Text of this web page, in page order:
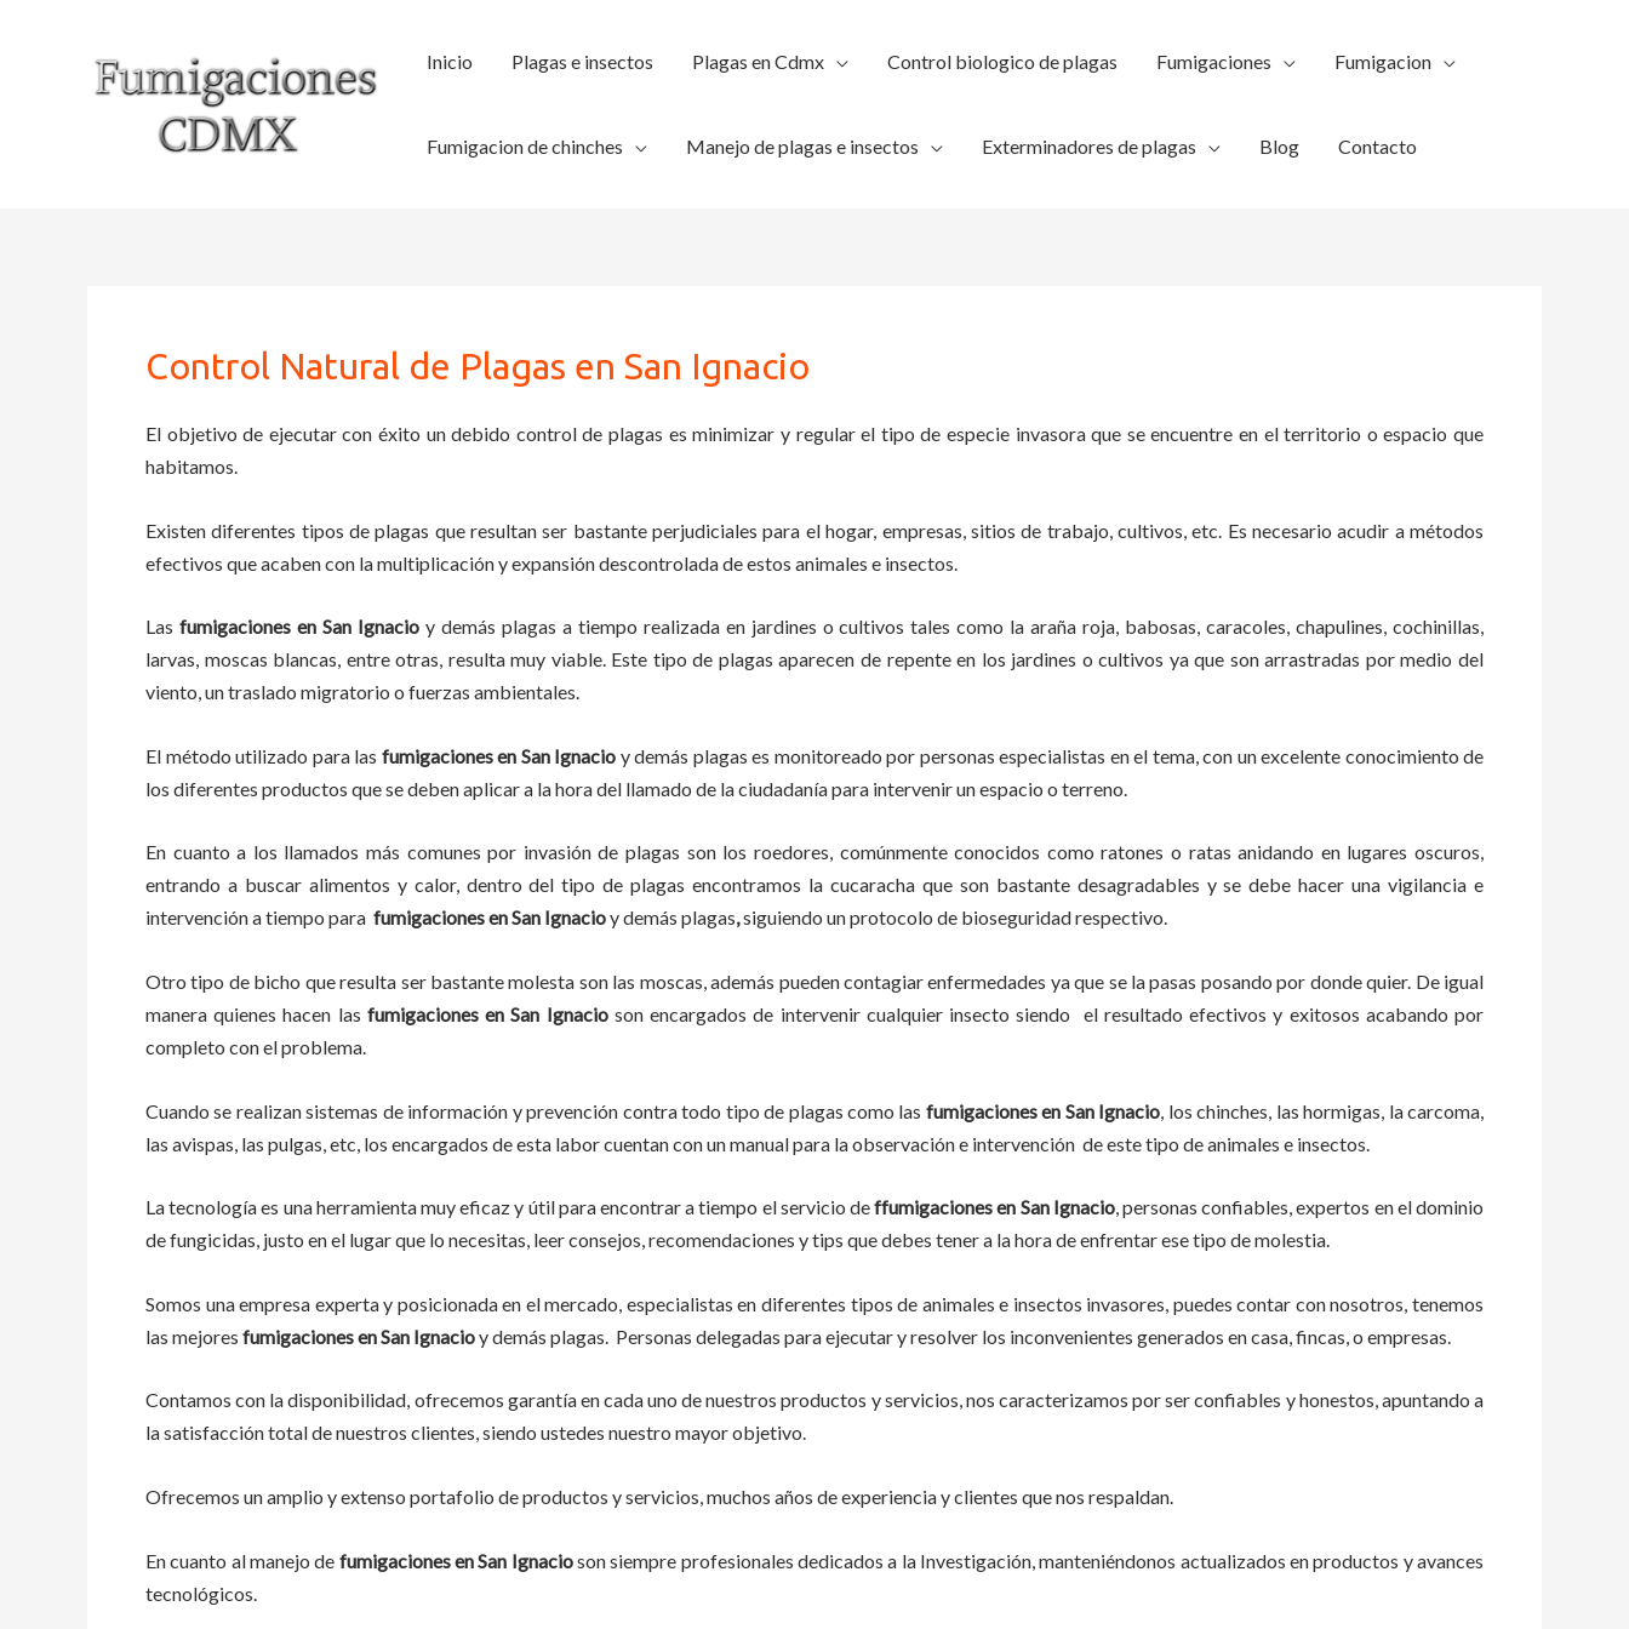
Inicio Plagas e insectos Plagas en Cdmx Control biologico de plagas Fumigaciones Fumigacion
Fumigacion de chinches Manejo de plagas e insectos Exterminadores de plagas Blog Contacto
Control Natural de Plagas en San Ignacio
El objetivo de ejecutar con éxito un debido control de plagas es minimizar y regular el tipo de especie invasora que se encuentre en el territorio o espacio que
habitamos.
Existen diferentes tipos de plagas que resultan ser bastante perjudiciales para el hogar, empresas, sitios de trabajo, cultivos, etc. Es necesario acudir a métodos
efectivos que acaben con la multiplicación y expansión descontrolada de estos animales e insectos.
Las fumigaciones en San Ignacio y demás plagas a tiempo realizada enjardines o cultivos tales como la araña roja, babosas, caracoles, chapulines, cochinillas,
larvas, moscas blancas, entre otras, resulta muy viable. Este tipo de plagas aparecen de repente en los jardines o cultivos ya que son arrastradas por medio del
viento, un traslado migratorio o fuerzas ambientales.
El método utilizado para las fumigaciones en San Ignacio y demás plagas es monitoreado por personas especialistas en el tema, con un excelente conocimiento de
los diferentes productos que se deben aplicar a la hora del llamado de la ciudadanía para intervenir un espacio o terreno.
En cuanto a los llamados más comunes por invasión de plagas son los roedores, comúnmente conocidos como ratones o ratas anidando en lugares oscuros,
entrando a buscar alimentos y calor, dentro del tipo de plagas encontramos la cucaracha que son bastante desagradables y se debe hacer una vigilancia e
intervención a tiempo para fumigacionesenSan Ignacioy demás plagas,siguiendo un protocolo de bioseguridad respectivo.
Otro tipo de bicho que resulta ser bastante molesta son las moscas, además pueden contagiar enfermedades ya que se la pasas posando por donde quier. De igual
manera quienes hacen las fumigacionesenSan Ignacioson encargados de intervenir cualquier insecto siendo el resultado efectivos y exitosos acabando por
completo con el problema.
Cuando se realizan sistemas de información y prevención contra todo tipo de plagas como las fumigacionesen San Ignacio , los chinches, las hormigas, la carcoma,
las avispas, las pulgas, etc, los encargados de esta laborcuentan con un manual para la observación e intervención de este tipo de animales e insectos.
La tecnología es una herramienta muy eficaz y útil para encontrar a tiempo el servicio deffumigaciones en San Ignacio, personas confiables, expertos en el dominio
de fungicidas, justo en el lugar que lo necesitas, leer consejos, recomendaciones y tips que debes tener a la hora de enfrentar ese tipo de molestia.
Somos una empresa experta y posicionada en el mercado, especialistas en diferentes tipos de animales e insectos invasores, puedes contar con nosotros, tenemos
las mejores fumigacionesenSan Ignacioy demás plagas. Personas delegadas para ejecutar y resolver los inconvenientes generados en casa, fincas, o empresas.
Contamos con la disponibilidad, ofrecemos garantía en cada uno de nuestros productos y servicios, nos caracterizamos por ser confiables y honestos, apuntando a
la satisfacción total de nuestros clientes, siendo ustedes nuestro mayor objetivo.
Ofrecemos un amplio y extenso portafolio de productos y servicios, muchos años de experiencia y clientes que nos respaldan.
En cuanto almanejo de fumigacionesenSan Ignacioson siempre profesionales dedicados a la Investigación, manteniéndonos actualizados en productos y avances
tecnológicos.